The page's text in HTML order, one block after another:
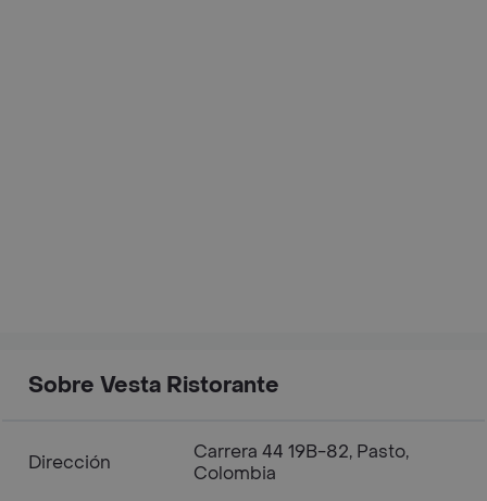
Sobre Vesta Ristorante
Dirección
Carrera 44 19B-82, Pasto,
Colombia